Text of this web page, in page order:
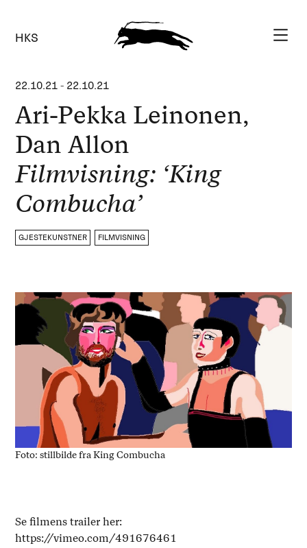
HKS
22.10.21 - 22.10.21
Ari-Pekka Leinonen,
Dan Allon
Filmvisning: ‘King
Combucha’
GJESTEKUNSTNER FILMVISNING
Foto: stillbilde fra King Combucha
Se filmens trailer her:
https://vimeo.com/491676461